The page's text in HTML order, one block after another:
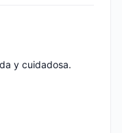
y cuidadosa.